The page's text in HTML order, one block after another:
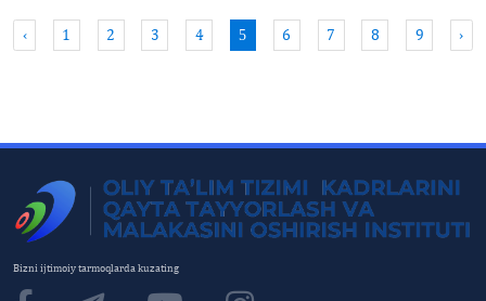
‹ 1 2 3 4 5 6 7 8 9 ›
Bizni ijtimoiy tarmoqlarda kuzating